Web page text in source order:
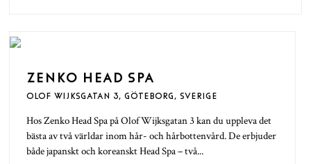
ZENKO HEAD SPA
OLOF WIJKSGATAN 3, GÖTEBORG, SVERIGE
Hos Zenko Head Spa på Olof Wijksgatan 3 kan du uppleva det
bästa av två världar inom hår- och hårbottenvård. De erbjuder
både japanskt och koreanskt Head Spa – två...